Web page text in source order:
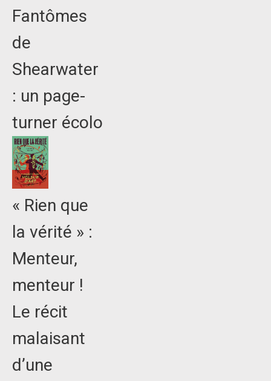
Fantômes
de
Shearwater
: un page-
turner écolo
« Rien que
la vérité » :
Menteur,
menteur !
Le récit
malaisant
d’une